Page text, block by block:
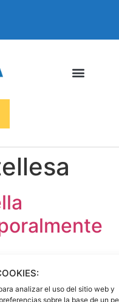
analizar el uso del sitio web y
sobre la base de un
fin de obra, no se
la carretera de la